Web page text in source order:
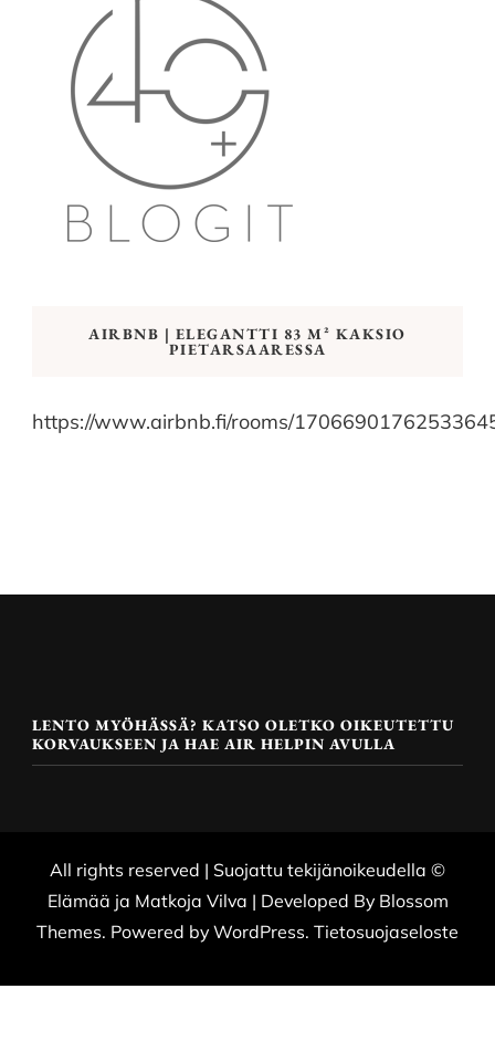
AIRBNB | ELEGANTTI 83 M² KAKSIO
PIETARSAARESSA
https://www.airbnb.fi/rooms/
LENTO MYÖHÄSSÄ? KATSO OLETKO OIKEUTETTU
KORVAUKSEEN JA HAE AIR HELPIN AVULLA
All rights reserved | Suojattu tekijänoikeudella ©
Elämää ja Matkoja Vilva | Developed By Blossom
Themes. Powered byWordPress. Tietosuojaseloste